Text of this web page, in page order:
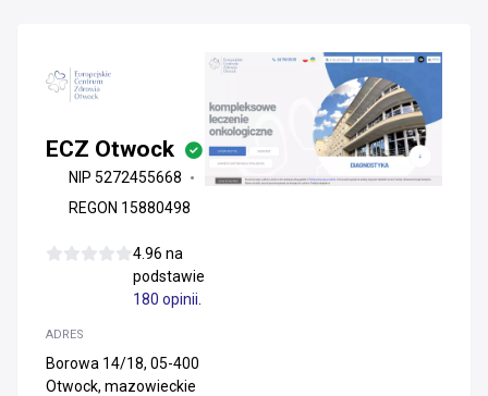
ECZ Otwock
NIP 5272455668
REGON 15880498
4.96 na
podstawie
180 opinii
ADRES
Borowa 14/18, 05-400
Otwock, mazowieckie